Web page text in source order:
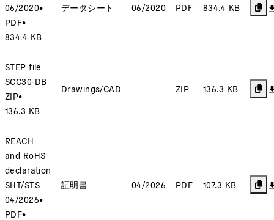
06/2020•
PDF•
834.4 KB
データシート 06/2020 PDF 834.4 KB
STEP file
SCC30-DB
ZIP•
136.3 KB
Drawings/CAD ZIP 136.3 KB
REACH
and RoHS
declaration
SHT/STS
04/2026•
PDF•
証明書 04/2026 PDF 107.3 KB